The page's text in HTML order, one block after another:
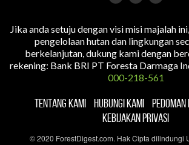
Jika anda setuju dengan visi misi majalah
pengelolaan hutan dan lingkungan
berkelanjutan, dukung kami dengan
rekening: Bank BRI PT Foresta Darmaga
000-218-561
TENTANG KAMI HUBUNGI KAMI
PEDOMAN
KEBIJAKAN PRIVASI
© 2020 ForestDigest.com. Hak Cipta dilindungi